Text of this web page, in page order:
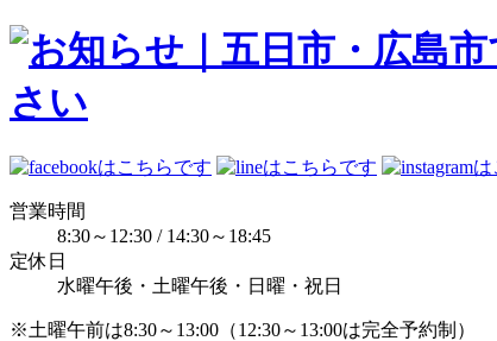
営業時間
8:30～12:30 / 14:30～18:45
定休日
水曜午後・土曜午後・日曜・祝日
※土曜午前は8:30～13:00（12:30～13:00は完全予約制）